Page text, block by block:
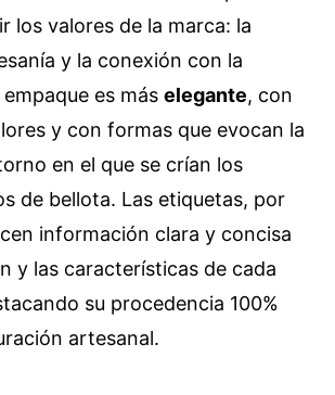
los valores de la marca: la
y la conexión con la
es más elegante, con
y con formas que evocan la
en el que se crían los
de bellota. Las etiquetas, por
información clara y concisa
y las características de cada
su procedencia 100%
artesanal.